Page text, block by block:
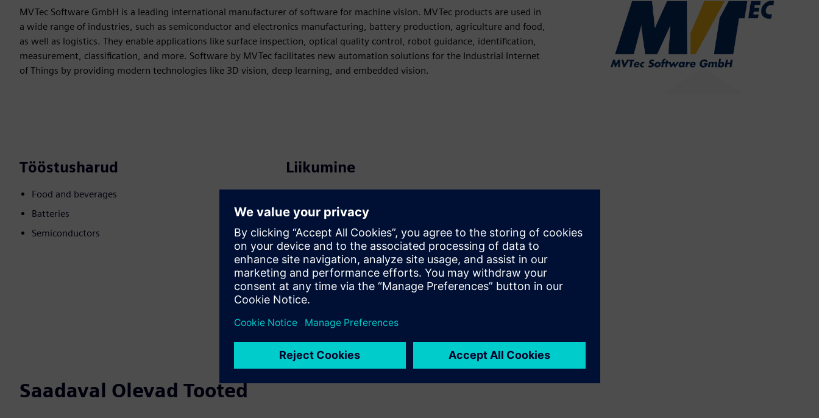
MVTec Software GmbH is a leading international manufacturer of software for machine vision. MVTec products are used in
a wide range of industries, such as semiconductor and electronics manufacturing, battery production, agriculture and food,
as well as logistics. They enable applications like surface inspection, optical quality control, robot guidance, identification,
measurement, classification, and more. Software by MVTec facilitates new automation solutions for the Industrial Internet
of Things by providing modern technologies like 3D vision, deep learning, and embedded vision.
Tööstusharud
Food and beverages
Batteries
Semiconductors
Liikumine
Laiendab või tugineb Siemens Xcelerator
kliendilahenduse Siemens Xcelerator toote ja oma toote
integreerimise kaudu
Sell
SW ja digitaalse toega HW Edasimüüja/Müüge Siemens
Saadaval Olevad Tooted